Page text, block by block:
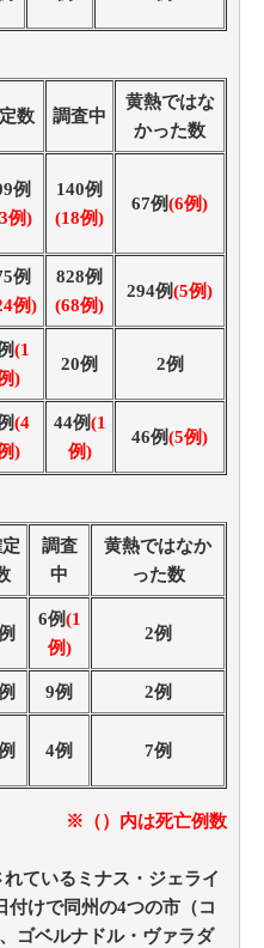
数 調査中
黄熱ではな
かった数
例
例)
140例
(18例)
67例(6例)
例
例)
828例
(68例)
294例(5例)
(1
)
20例 2例
(4
)
44例(1
例)
46例(5例)
調査
中
黄熱ではなか
った数
6例(1
例)
2例
9例 2例
4例 7例
※（）内は死亡例数
ているミナス・ジェライ
付けで同州の4つの市（コ
ゴベルナドル・ヴァラダ